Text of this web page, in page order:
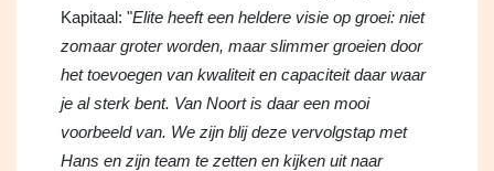
Kapitaal: "Elite heeft een heldere visie op groei: niet
zomaar groter worden, maar slimmer groeien door
het toevoegen van kwaliteit en capaciteit daar waar
je al sterk bent. Van Noort is daar een mooi
voorbeeld van. We zijn blij deze vervolgstap met
Hans en zijn team te zetten en kijken uit naar